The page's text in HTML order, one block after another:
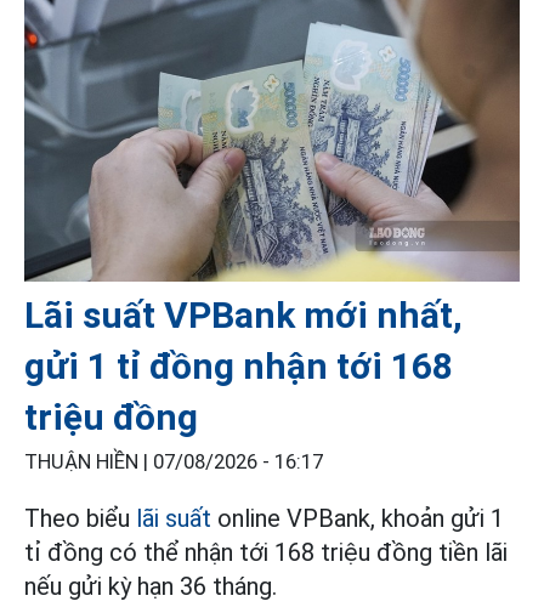
Lãi suất VPBank mới nhất,
gửi 1 tỉ đồng nhận tới 168
triệu đồng
THUẬN HIỀN | 07/08/2026 - 16:17
Theo biểu lãi suất online VPBank, khoản gửi 1
tỉ đồng có thể nhận tới 168 triệu đồng tiền lãi
nếu gửi kỳ hạn 36 tháng.